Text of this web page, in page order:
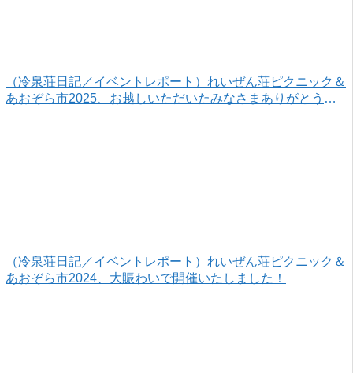
（冷泉荘日記／イベントレポート）れいぜん荘ピクニック＆
あおぞら市2025、お越しいただいたみなさまありがとうご
（冷泉荘日記／イベントレポート）れいぜん荘ピクニック＆
あおぞら市2024、大賑わいで開催いたしました！